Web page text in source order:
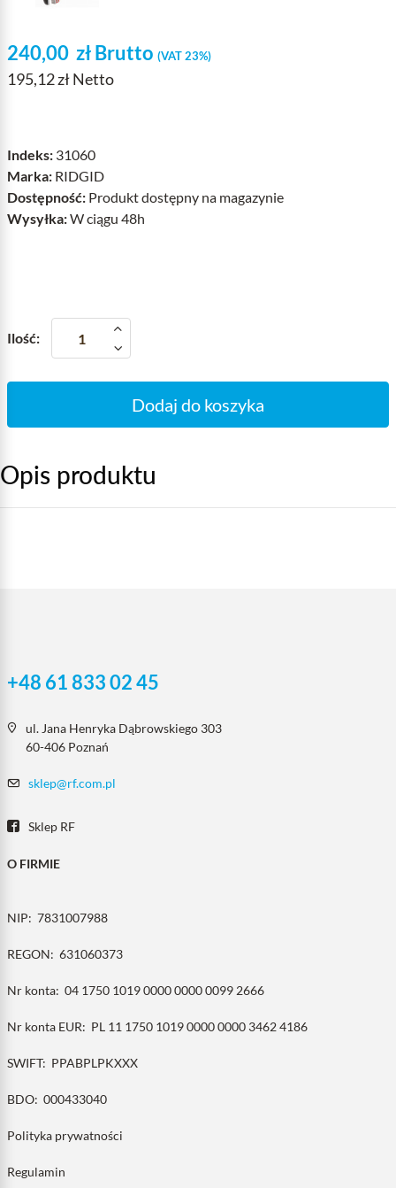
240,00 złBrutto (VAT 23%)
195,12 zł Netto
Indeks: 31060
Marka: RIDGID
Dostępność: Produkt dostępny na magazynie
Wysyłka:W ciągu 48h
Ilość:
Dodaj do koszyka
Opis produktu
+48 61 833 02 45
ul. Jana Henryka Dąbrowskiego 303
60-406 Poznań
sklep@rf.com.pl
Sklep RF
O FIRMIE
NIP: 7831007988
REGON: 631060373
Nr konta: 04 1750 1019 0000 0000 0099 2666
Nr konta EUR: PL 11 1750 1019 0000 0000 3462 4186
SWIFT: PPABPLPKXXX
BDO: 000433040
Polityka prywatności
Regulamin